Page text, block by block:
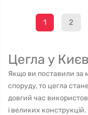
1 2
Цегла у
Якщо ви поставили за
споруду, то цегла
довгий час
і великих